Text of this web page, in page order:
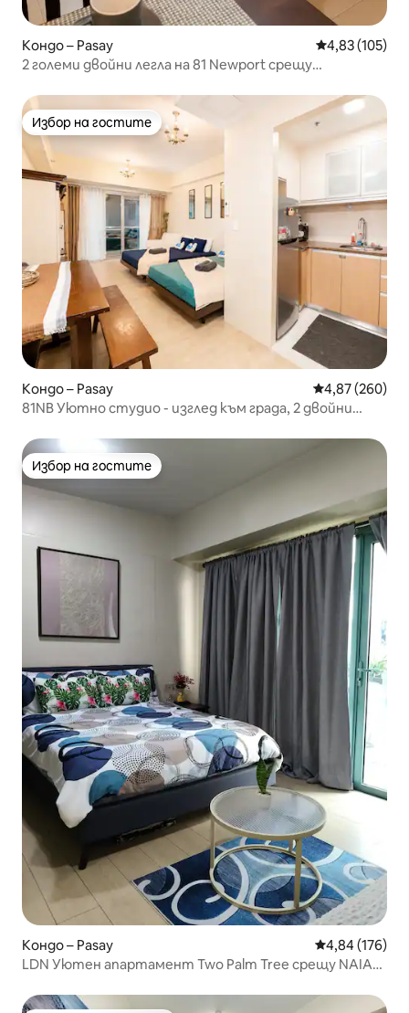
Кондо – Pasay Средна
4,83 (105)
2 големи двойни легла на 81 Newport срещу
Избор на гостите
Избор на гостите
Кондо – Pasay Средна
4,87 (260)
81NB Уютно студио - изглед към града, 2 двойни
Избор на гостите
Избор на гостите
Кондо – Pasay Средна
4,84 (176)
LDN Уютен апартамент Two Palm Tree срещу NAIA